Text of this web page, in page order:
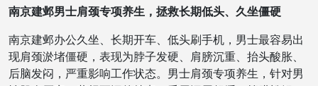
南京建邺男士肩颈专项养生，拯救长期低头、久坐僵硬
南京建邺办公久坐、长期开车、低头刷手机，男士最容易出
现肩颈淤堵僵硬，表现为脖子发硬、肩膀沉重、抬头酸胀、
后脑发闷，严重影响工作状态。男士肩颈专项养生，针对男